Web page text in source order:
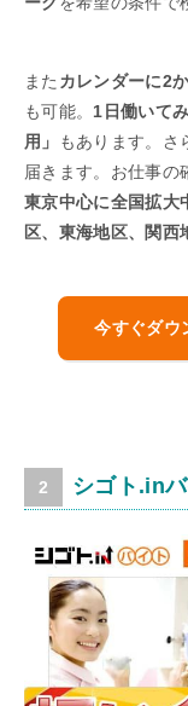
また カレンダーに2
も可能。 1日働いて
用」
もあります。さ
届きます。お仕事の
東京中心に全国拡大
区、東海地区、関西
今すぐダウ
シゴト.in